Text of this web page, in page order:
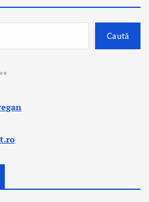
Caută